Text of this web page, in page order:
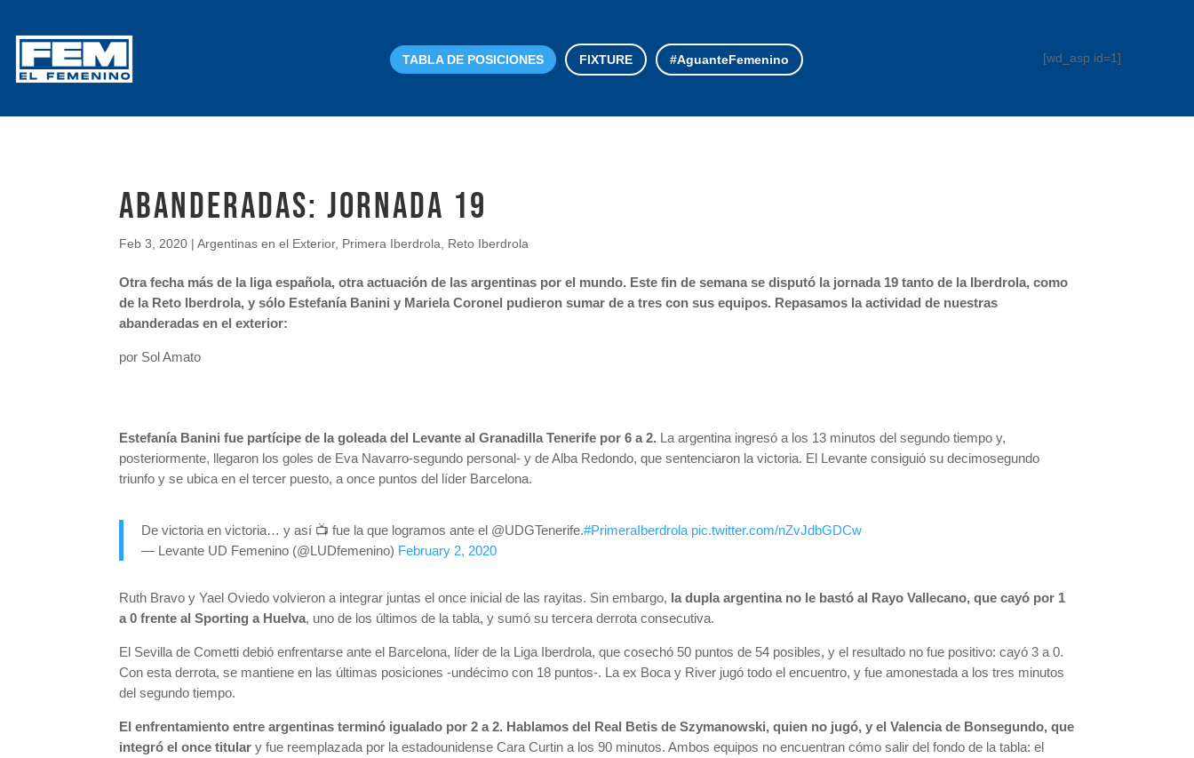
TABLA DE POSICIONES FIXTURE #AguanteFemenino [wd_asp id=1]
Abanderadas: Jornada 19
Feb 3, 2020 |Argentinas en el Exterior, Primera Iberdrola Reto Iberdrola
Otra fecha más de la liga española, otra actuación de las argentinas por el mundo. Este fin de semana se disputó la jornada 19 tanto de la Iberdrola, como
de la Reto Iberdrola, y sólo Estefanía Banini y Mariela Coronel pudieron sumar de a tres con sus equipos. Repasamos la actividad de nuestras
abanderadas en el exterior:
por Sol Amato
Estefanía Banini fue partícipe de la goleada del Levante al Granadilla Tenerife por 6 a 2. La argentina ingresó a los 13 minutos del segundo tiempo y,
posteriormente, llegaron los goles de Eva Navarro-segundo personal- y de Alba Redondo, que sentenciaron la victoria. El Levante consiguió su decimosegundo
triunfo y se ubica en el tercer puesto, a once puntos del líder Barcelona.
De victoria en victoria… y así 📺 fue la que logramos ante el @UDGTenerife.#PrimeraIberdrola pic.twitter.com/nZvJdbGDCw
— Levante UD Femenino (@LUDfemenino) February 2, 2020
Ruth Bravo y Yael Oviedo volvieron a integrar juntas el once inicial de las rayitas. Sin embargo, la dupla argentina no le bastó al Rayo Vallecano, que cayó por 1
a 0 frente al Sporting a Huelva, uno de los últimos de la tabla, y sumó su tercera derrota consecutiva.
El Sevilla de Cometti debió enfrentarse ante el Barcelona, líder de la Liga Iberdrola, que cosechó 50 puntos de 54 posibles, y el resultado no fue positivo: cayó 3 a 0.
Con esta derrota, se mantiene en las últimas posiciones -undécimo con 18 puntos-. La ex Boca y River jugó todo el encuentro, y fue amonestada a los tres minutos
del segundo tiempo.
El enfrentamiento entre argentinas terminó igualado por 2 a 2. Hablamos del Real Betis de Szymanowski, quien no jugó, y el Valencia de Bonsegundo, que
integró el once titular y fue reemplazada por la estadounidense Cara Curtin a los 90 minutos. Ambos equipos no encuentran cómo salir del fondo de la tabla: el